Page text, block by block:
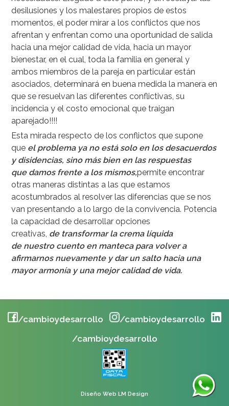
desilusiones y los malestares propios de estos
momentos, el poder mirar a los conflictos que nos
afrentan y enfrentan como una oportunidad de salida
hacia una mejor calidad de vida, hacia un mayor
bienestar, en el cual, toda la familia en general y
ambos miembros de la pareja en particular están
asociados, determinará en buena medida la manera en
que se resuelvan las diferentes conflictivas, su
incidencia y el costo emocional que traigan
aparejado!!!!
Esta mirada respecto de los conflictos que supone
que el problema ya no está solo en los desacuerdos
y disidencias, sino más bien en las respuestas
que damos frente a los mismos,permite encontrar
otras maneras distintas a las que estamos
acostumbrados al resolver las diferencias que se nos
van presentando a lo largo de la convivencia. Potencia
la capacidad de desarrollar opciones
creativas, de transformar la crema líquida
de nuestro cuento en manteca para volver a
afirmarnos nuevamente y dar un salto hacia una
mayor armonía y una mejor calidad de vida.
/cambioydesarrollo
/cambioydesarrollo
/cambioydesarrollo
Diseño Web LM Design